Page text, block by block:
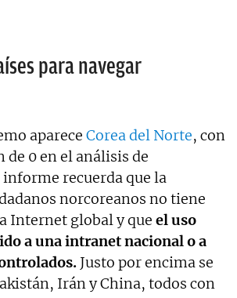
para navegar
aparece Corea del Norte, con
de 0 en el análisis de
recuerda que la
norcoreanos no tiene
Internet global y que el uso
a una intranet nacional o a
Justo por encima se
Irán y China, todos con